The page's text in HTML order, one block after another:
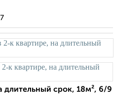
длительный срок, 18м², 6/9